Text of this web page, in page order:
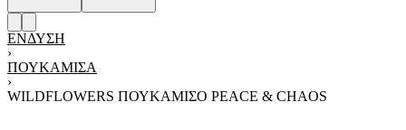
ΈΝΔΥΣΗ
›
ΠΟΥΚΆΜΙΣΑ
›
WILDFLOWERS ΠΟΥΚΑΜΙΣΟ PEACE & CHAOS